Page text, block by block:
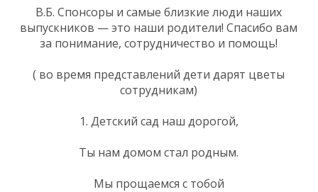
В.Б. Спонсоры и самые близкие люди наших
выпускников — это наши родители! Спасибо вам
за понимание, сотрудничество и помощь!
( во время представлений дети дарят цветы
сотрудникам)
1. Детский сад наш дорогой,
Ты нам домом стал родным.
Мы прощаемся с тобой